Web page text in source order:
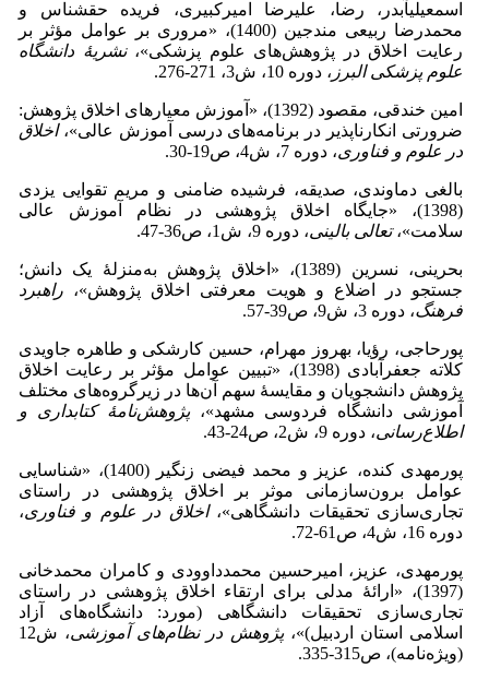
اسمعیلی­آبدر، رضا، علیرضا امیرکبیری، فریده حق­شناس و
محمدرضا ربیعی مندجین (1400)، «مروری بر عوامل مؤثر بر
رعایت اخلاق در پژوهش‌های علوم پزشکی»،نشریۀ دانشگاه
علوم پزشکی البرز ، دوره 10، ش3، 271-276.
امین خندقی، مقصود (1392)، «آموزش معیارهای اخلاق پژوهش:
ضرورتی انکارناپذیر در برنامه‌های درسی آموزش عالی»،اخلاق
در علوم و فناوری، دوره 7، ش4، ص19-30.‎
بالغی دماوندی، صدیقه، فرشیده ضامنی و مریم تقوایی یزدی
(1398)، «جایگاه اخلاق پژوهشی در نظام آموزش عالی
سلامت»،تعالی بالینی، دوره 9، ش1، ص36-47.
بحرینی، نسرین (1389)، «اخلاق پژوهش به‌منزلۀ یک دانش؛
جستجو در اضلاع و هویت معرفتی اخلاق پژوهش»، راهبرد
فرهنگ، دوره 3، ش9، ص39-57.‎
پورحاجی، رؤیا، بهروز مهرام، حسین کارشکی و طاهره جاویدی
کلاته جعفرآبادی (1398)، «تبیین عوامل مؤثر بر رعایت اخلاق
پژوهش دانشجویان و مقایسۀ سهم آن‌ها در زیرگروه‌های مختلف
آموزشی دانشگاه فردوسی مشهد»،پژوهشنامۀ کتابداری و
اطلاعرسانی، دوره 9، ش2، ص24-43.‎
پورمهدی کنده، عزیز و محمد فیضی زنگیر (1400)، «شناسایی
عوامل برون‌سازمانی موثر بر اخلاق پژوهشی در راستای
تجاری‌سازی تحقیقات دانشگاهی»،اخلاق در علوم و فناوری،
دوره 16، ش4، ص61-72.
پورمهدی‌، عزیز، امیرحسین محمدداوودی و کامران محمدخانی
(1397)، «ارائۀ مدلی برای ارتقاء اخلاق پژوهشی در راستای
تجاری‌سازی تحقیقات دانشگاهی (مورد: دانشگاه‌های آزاد
اسلامی استان اردبیل)»،پژوهش در نظام‌های آموزشی
، ش12
(ویژه‌نامه)، ص315-335.